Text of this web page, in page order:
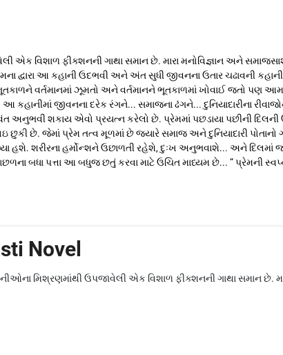
એક વિશાળ ફીક્શનની ગાથા સમાન છે. મારા મનોવિજ્ઞાન અને
આ કહાની ઉદભવી અને અંત સુધી જીવનના ઉતાર ચઢાવની
વર્તમાનમાં ઝૂમતો અને વર્તમાનને ભૂતકાળમાં ખોવાઈ જતો પણ આમાં
કહાનીમાં જીવનના દરેક રંગને... સમાજના ઢંગને... દુનિયાદારીના
અનુભવી શકાય એવો પ્રયત્ન કરેલો છે. પ્રેમમાં પછડાયા પછીની
છુકી છે. જેમાં પ્રેમ તત્વ મૂળમાં છે જયારે સમાજ અને દુનિયાદારી
હશે. શરીરના હર્મોન્શને ઉછાળતી રહેશે, દુઃખ અનુભવાશે... અને
બધા પત્તા આ બધુજ છતું કરવા માટે ઉચિત માધ્યમ છે... “ પ્રેમની
Novel
મિશ્રણમાંથી ઉપજાવેલી એક વિશાળ ફીક્શનની ગાથા સમાન છે.